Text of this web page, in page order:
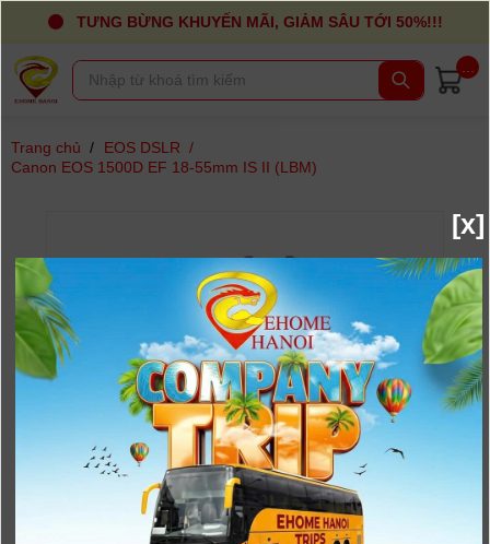
TƯNG BỪNG KHUYẾN MÃI, GIẢM SÂU TỚI 50%!!!
Trang chủ / EOS DSLR /
Canon EOS 1500D EF 18-55mm IS II (LBM)
[x]